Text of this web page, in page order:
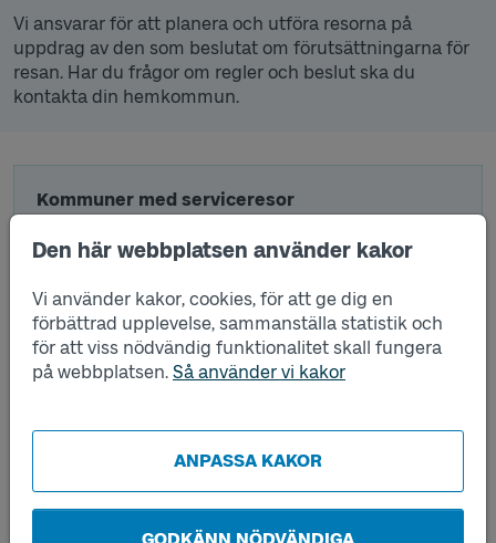
Den här webbplatsen använder kakor
Vi använder kakor, cookies, för att ge dig en
förbättrad upplevelse, sammanställa statistik och
för att viss nödvändig funktionalitet skall fungera
på webbplatsen. Så använder vi kakor
ANPASSA KAKOR
GODKÄNN NÖDVÄNDIGA
Vi ansvarar för att planera och utföra resorna på
uppdrag av den som beslutat om förutsättningarna för
resan. Har du frågor om regler och beslut ska du
kontakta din hemkommun.
Kommuner med serviceresor
VÄLJ KOMMUN
Partille
information om regler och beslut kontakta
kommunen.
Partille kommun